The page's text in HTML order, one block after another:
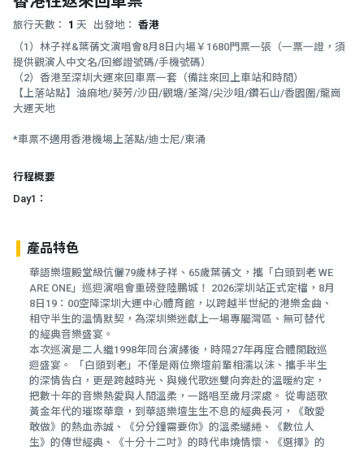
旅行天數： 1 天 出發地： 香港
（1）林子祥&葉蒨文演唱會8月8日内場￥1680門票一張（一票一證，須
提供觀演人中文名/回鄉證號碼/手機號碼）
（2）香港至深圳大運來回車票一套（備註來回上車站和時間）
【上落站點】油麻地/葵芳/沙田/觀塘/荃灣/尖沙咀/鑽石山/香園圍/龍崗
大運天地
*車票不適用香港機場上落點/迪士尼/東涌
行程概要
Day1：
產品特色
華語樂壇殿堂級伉儷79歲林子祥、65歲葉蒨文，攜「白頭到老 WE
ARE ONE」巡迴演唱會重磅登陸鵬城！ 2026深圳站正式定檔，8月
8日19：00空降深圳大運中心體育館，以跨越半世紀的港樂金曲、
相守半生的溫情默契，為深圳樂迷獻上一場專屬灣區、無可替代
的經典音樂盛宴。
本次巡演是二人繼1998年同台演繹後，時隔27年再度合體開啟巡
迴盛宴。 「白頭到老」不僅是兩位樂壇前輩相濡以沫、攜手半生
的深情告白，更是跨越時光、與幾代歌迷雙向奔赴的溫暖約定，
把數十年的音樂熱愛與人間溫柔，一路唱至歲月深處。 從粵語歌
黃金年代的璀璨華章，到華語樂壇生生不息的經典長河，《敢愛
敢做》的熱血赤誠、《分分鐘需要你》的溫柔繾綣、《數位人
生》的傳世經典、《十分十二吋》的時代串燒情懷、《選擇》的